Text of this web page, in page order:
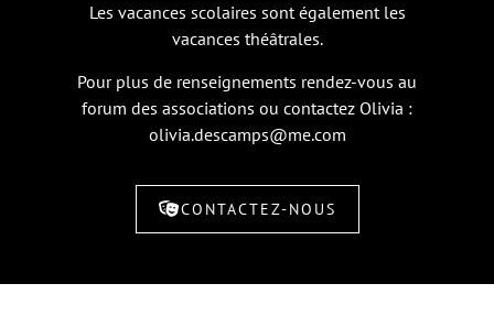
Les vacances scolaires sont également les
vacances théâtrales.
Pour plus de renseignements rendez-vous au
forum des associations ou contactez Olivia :
olivia.descamps@me.com
CONTACTEZ-NOUS